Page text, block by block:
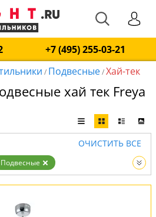
+7 (495) 255-03-21
/ Подвесные/Хай-тек
хай тек Freya
ОЧИСТИТЬ ВСЕ
Подвесные